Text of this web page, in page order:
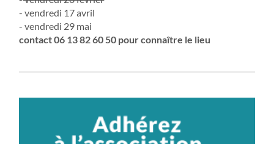
- vendredi 17 avril
- vendredi 29 mai
contact 06 13 82 60 50 pour connaître le lieu